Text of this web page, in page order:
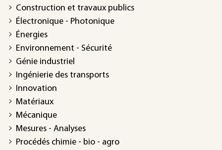
Construction et travaux publics
Électronique - Photonique
Énergies
Environnement - Sécurité
Génie industriel
Ingénierie des transports
Innovation
Matériaux
Mécanique
Mesures - Analyses
Procédés chimie - bio - agro